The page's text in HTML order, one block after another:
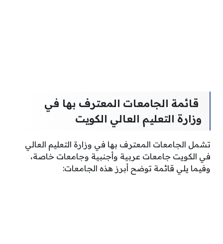
قائمة الجامعات المعترف بها في
وزارة التعليم العالي الكويت
تشمل الجامعات المعترف بها في وزارة التعليم العالي
في الكويت جامعات عربية وأجنبية وجامعات خاصة،
وفيما يلي قائمة توضح أبرز هذه الجامعات: